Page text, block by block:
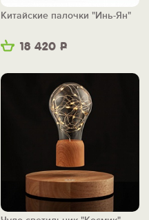
18 420 Р
Китайские палочки "Инь-Ян"